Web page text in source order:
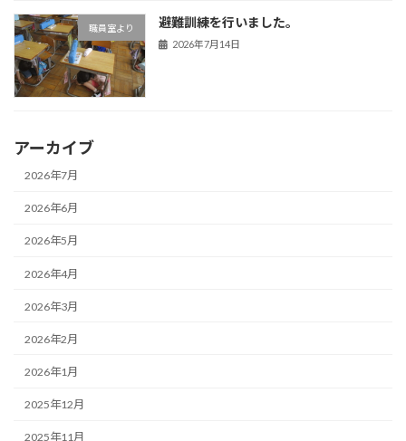
職員室より 避難訓練を行いました。
2026年7月14日
アーカイブ
2026年7月
2026年6月
2026年5月
2026年4月
2026年3月
2026年2月
2026年1月
2025年12月
2025年11月